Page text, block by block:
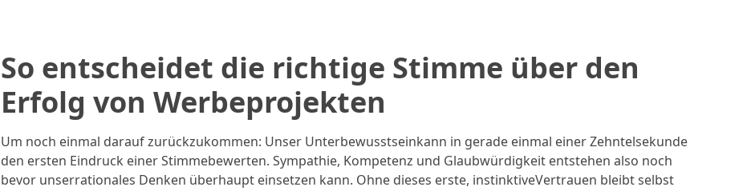
So entscheidet die richtige Stimme über den
Erfolg von Werbeprojekten
Um noch einmal darauf zurückzukommen: Unser Unterbewusstseinkann in gerade einmal einer Zehntelsekunde
den ersten Eindruck einer Stimmebewerten. Sympathie, Kompetenz und Glaubwürdigkeit entstehen also noch
bevor unserrationales Denken überhaupt einsetzen kann. Ohne dieses erste, instinktiveVertrauen bleibt selbst